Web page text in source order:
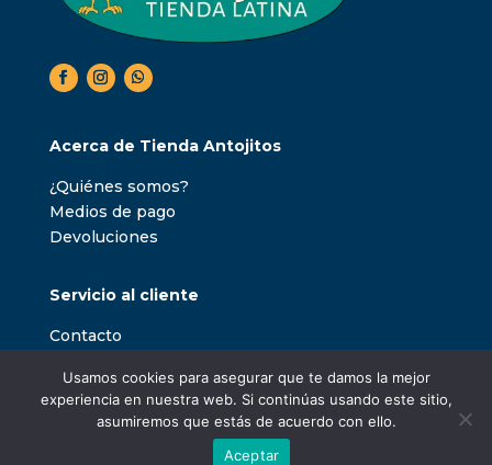
Acerca de Tienda Antojitos
¿Quiénes somos?
Medios de pago
Devoluciones
Servicio al cliente
Contacto
Usamos cookies para asegurar que te damos la mejor
experiencia en nuestra web. Si continúas usando este sitio,
asumiremos que estás de acuerdo con ello.
Aceptar